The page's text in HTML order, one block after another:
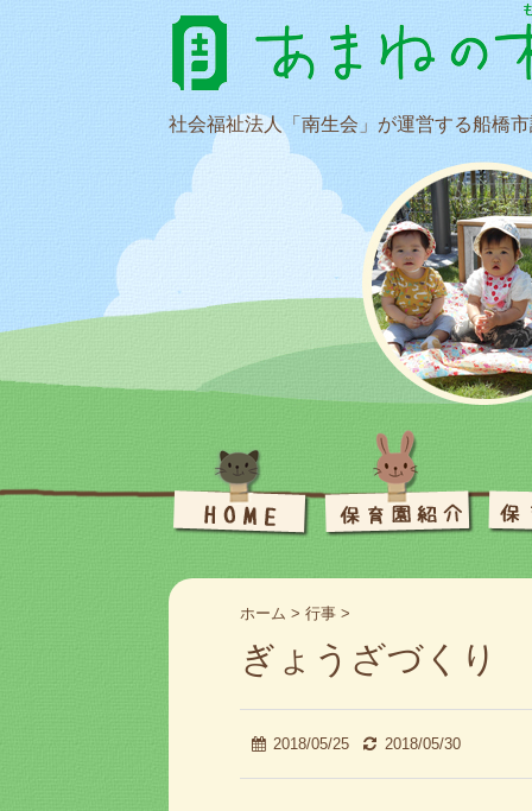
社会福祉法人「南生会」が運営する船橋
ホーム > 行事 >
ぎょうざづくり
2018/05/25 2018/05/30